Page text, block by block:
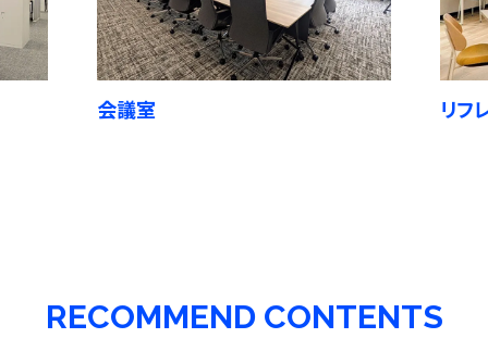
会議室 リフ
RECOMMEND CONTENTS